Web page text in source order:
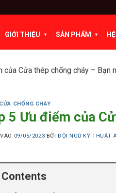
GIỚI THIỆU SẢN PHẨM
của Cửa thép chống cháy – Bạn
CHỐNG CHÁY
5 Ưu điểm của
09/05/2023 BỞI ĐỘI NGŨ KỸ THUẬT
Contents